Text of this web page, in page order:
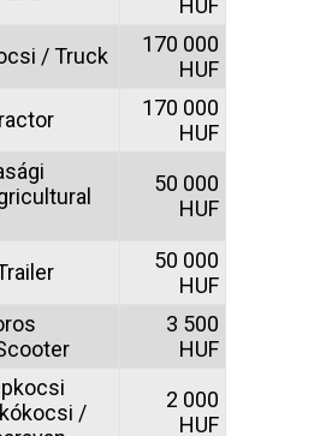
HUF
/ Truck
170 000
HUF
170 000
HUF
50 000
HUF
50 000
HUF
3 500
HUF
/
2 000
HUF